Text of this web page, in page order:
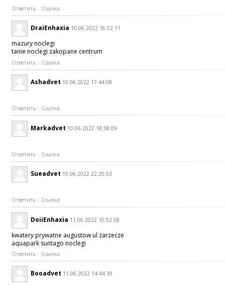
Ответить Ссылка
DraiEnhaxia 10.06.2022 16:52:11
mazury noclegi
tanie noclegi zakopane centrum
Ответить Ссылка
Ashadvet 10.06.2022 17:44:08
Ответить Ссылка
Markadvet 10.06.2022 18:38:09
Ответить Ссылка
Sueadvet 10.06.2022 22:20:53
Ответить Ссылка
DoiiEnhaxia 11.06.2022 10:52:58
kwatery prywatne augustow ul zarzecze
aquapark suntago noclegi
Ответить Ссылка
Booadvet 11.06.2022 14:44:39